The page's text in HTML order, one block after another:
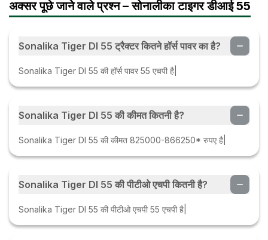
अक्सर पूछे जाने वाले प्रश्न – सोनालीका टाइगर डीआई 55
Sonalika Tiger DI 55 ट्रैक्टर कितने हॉर्स पावर का है?
Sonalika Tiger DI 55 की हॉर्स पावर 55 एचपी है|
Sonalika Tiger DI 55 की कीमत कितनी है?
Sonalika Tiger DI 55 की कीमत 825000-866250* रुपए है|
Sonalika Tiger DI 55 की पीटीओ एचपी कितनी है?
Sonalika Tiger DI 55 की पीटीओ एचपी 55 एचपी है|